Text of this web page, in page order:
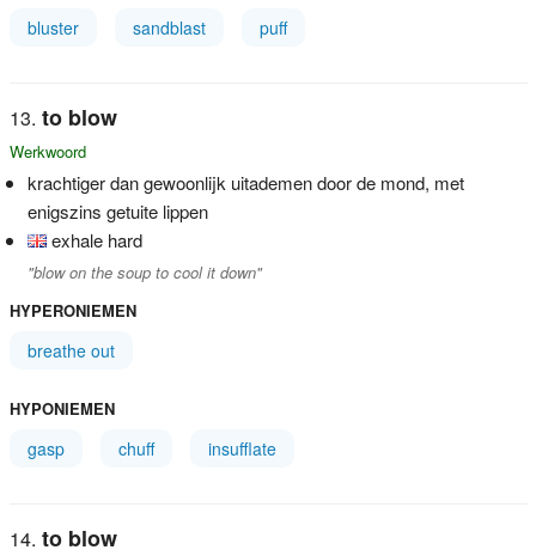
bluster sandblast puff
to blow
Werkwoord
krachtiger dan gewoonlijk uitademen door de mond, met
enigszins getuite lippen
exhale hard
"blow on the soup to cool it down"
HYPERONIEMEN
breathe out
HYPONIEMEN
gasp chuff insufflate
to blow